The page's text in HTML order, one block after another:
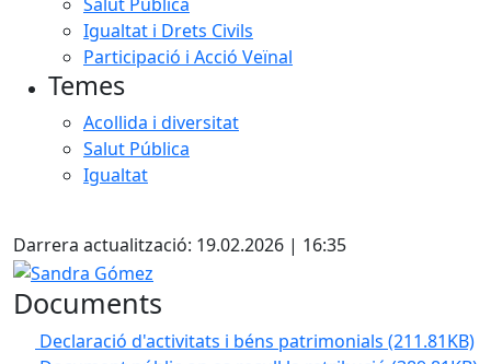
Igualtat i Drets Civils
Participació i Acció Veïnal
Temes
Acollida i diversitat
Salut Pública
Igualtat
Darrera actualització: 19.02.2026 | 16:35
Sandra Gómez
Documents
Declaració d'activitats i béns patrimonials (211.81KB)